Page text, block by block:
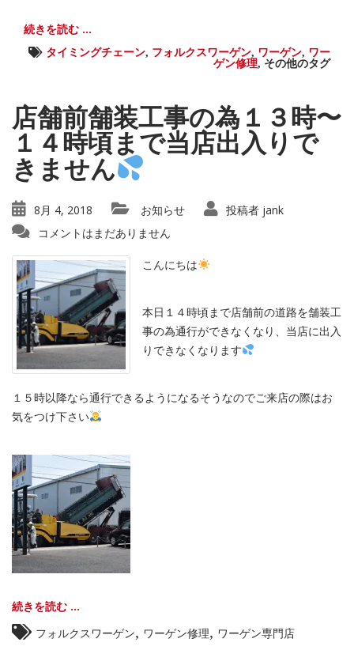
続きを読む ...
タイミングチェーン, フォルクスワーゲン, ワーゲン, ワー
ゲン修理, その他のタグ
店舗前舗装工事の為１３時〜
１４時頃まで当店出入りで
きません
8月 4, 2018 お知らせ 投稿者 jank
コメントはまだありません
こんにちは
本日１４時頃まで店舗前の道路を舗装工
事の為通行ができなくなり、当店に出入
りできなくなります
１５時以降なら通行できるようになるそうなのでご来店の際はお
気をつけ下さい
続きを読む ...
フォルクスワーゲン
ワーゲン修理 ワーゲン専門店